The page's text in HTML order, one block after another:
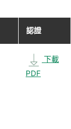
認證
下載
PDF